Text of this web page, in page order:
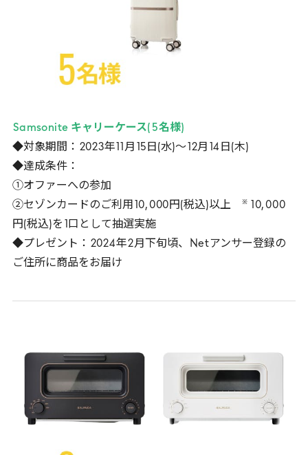
Samsonite キャリーケース( 5名様)
◆対象期間： 2023年 月 15 日(水)～ 12月 14 日(木)
◆達成条件：
①オファーへの参加
②セゾンカードのご利用
10,000円(税込)以上※ 10,000
円(税込)を
口として抽選実施
◆プレゼント： 2024年2月下旬頃、 Net アンサー登録の
ご住所に商品をお届け